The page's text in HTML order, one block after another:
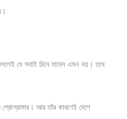
যে সবাই চিনে যাবেন এমন নয়। তবে
প্রোগ্রামার। আর তাঁর কারণেই দেশে